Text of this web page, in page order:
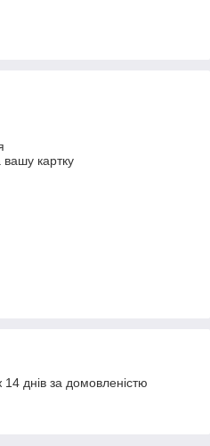
вашу картку
днів за домовленістю